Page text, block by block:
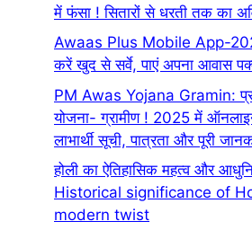
में फंसा ! सितारों से धरती तक का
Awaas Plus Mobile App-
करें खुद से सर्वे, पाएं अपना आवास
PM Awas Yojana Gramin:
योजना- ग्रामीण ! 2025 में
लाभार्थी सूची, पात्रता और पूरी
होली का ऐतिहासिक महत्व और
Historical significance of
modern twist